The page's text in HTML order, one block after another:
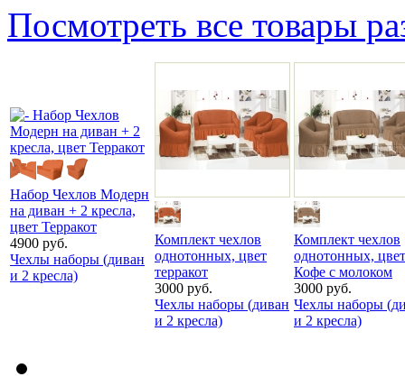
Посмотреть все товары
Набор Чехлов Модерн
на диван + 2 кресла,
цвет Терракот
4900 руб.
Чехлы наборы (диван
и 2 кресла)
Комплект чехлов
однотонных, цвет
терракот
3000 руб.
Чехлы наборы (диван
и 2 кресла)
Комплект чехлов
однотонных, цвет
Кофе с молоком
3000 руб.
Чехлы наборы
и 2 кресла)